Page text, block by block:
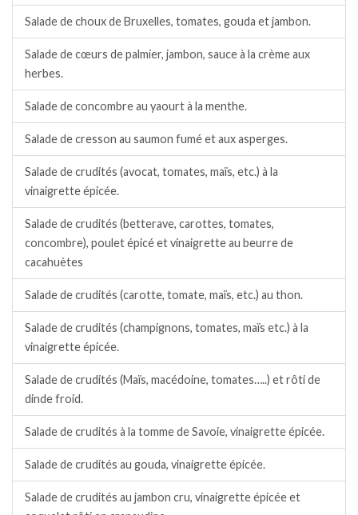
Salade de choux de Bruxelles, tomates, gouda et jambon.
Salade de cœurs de palmier, jambon, sauce à la crème aux
herbes.
Salade de concombre au yaourt à la menthe.
Salade de cresson au saumon fumé et aux asperges.
Salade de crudités (avocat, tomates, maïs, etc.) à la
vinaigrette épicée.
Salade de crudités (betterave, carottes, tomates,
concombre), poulet épicé et vinaigrette au beurre de
cacahuètes
Salade de crudités (carotte, tomate, maïs, etc.) au thon.
Salade de crudités (champignons, tomates, maïs etc.) à la
vinaigrette épicée.
Salade de crudités (Maïs, macédoine, tomates…..) et rôti de
dinde froid.
Salade de crudités à la tomme de Savoie, vinaigrette épicée.
Salade de crudités au gouda, vinaigrette épicée.
Salade de crudités au jambon cru, vinaigrette épicée et